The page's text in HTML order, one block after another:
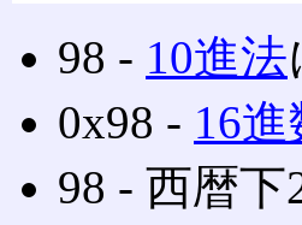
98 ‐ 10進法
0x98 ‐ 16進
98 ‐ 西暦